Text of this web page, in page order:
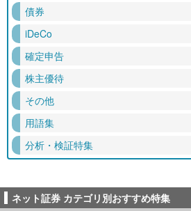
債券
iDeCo
確定申告
株主優待
その他
用語集
分析・検証特集
ネット証券 カテゴリ別おすすめ特集